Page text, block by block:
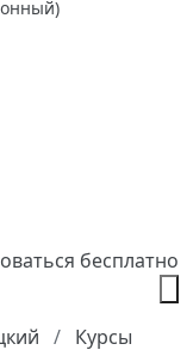
бесплатно
Курсы